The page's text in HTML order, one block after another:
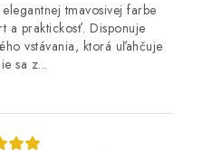
tmavosivej farbe
a praktickosť. Disponuje
vstávania, ktorá uľahčuje
sa z...